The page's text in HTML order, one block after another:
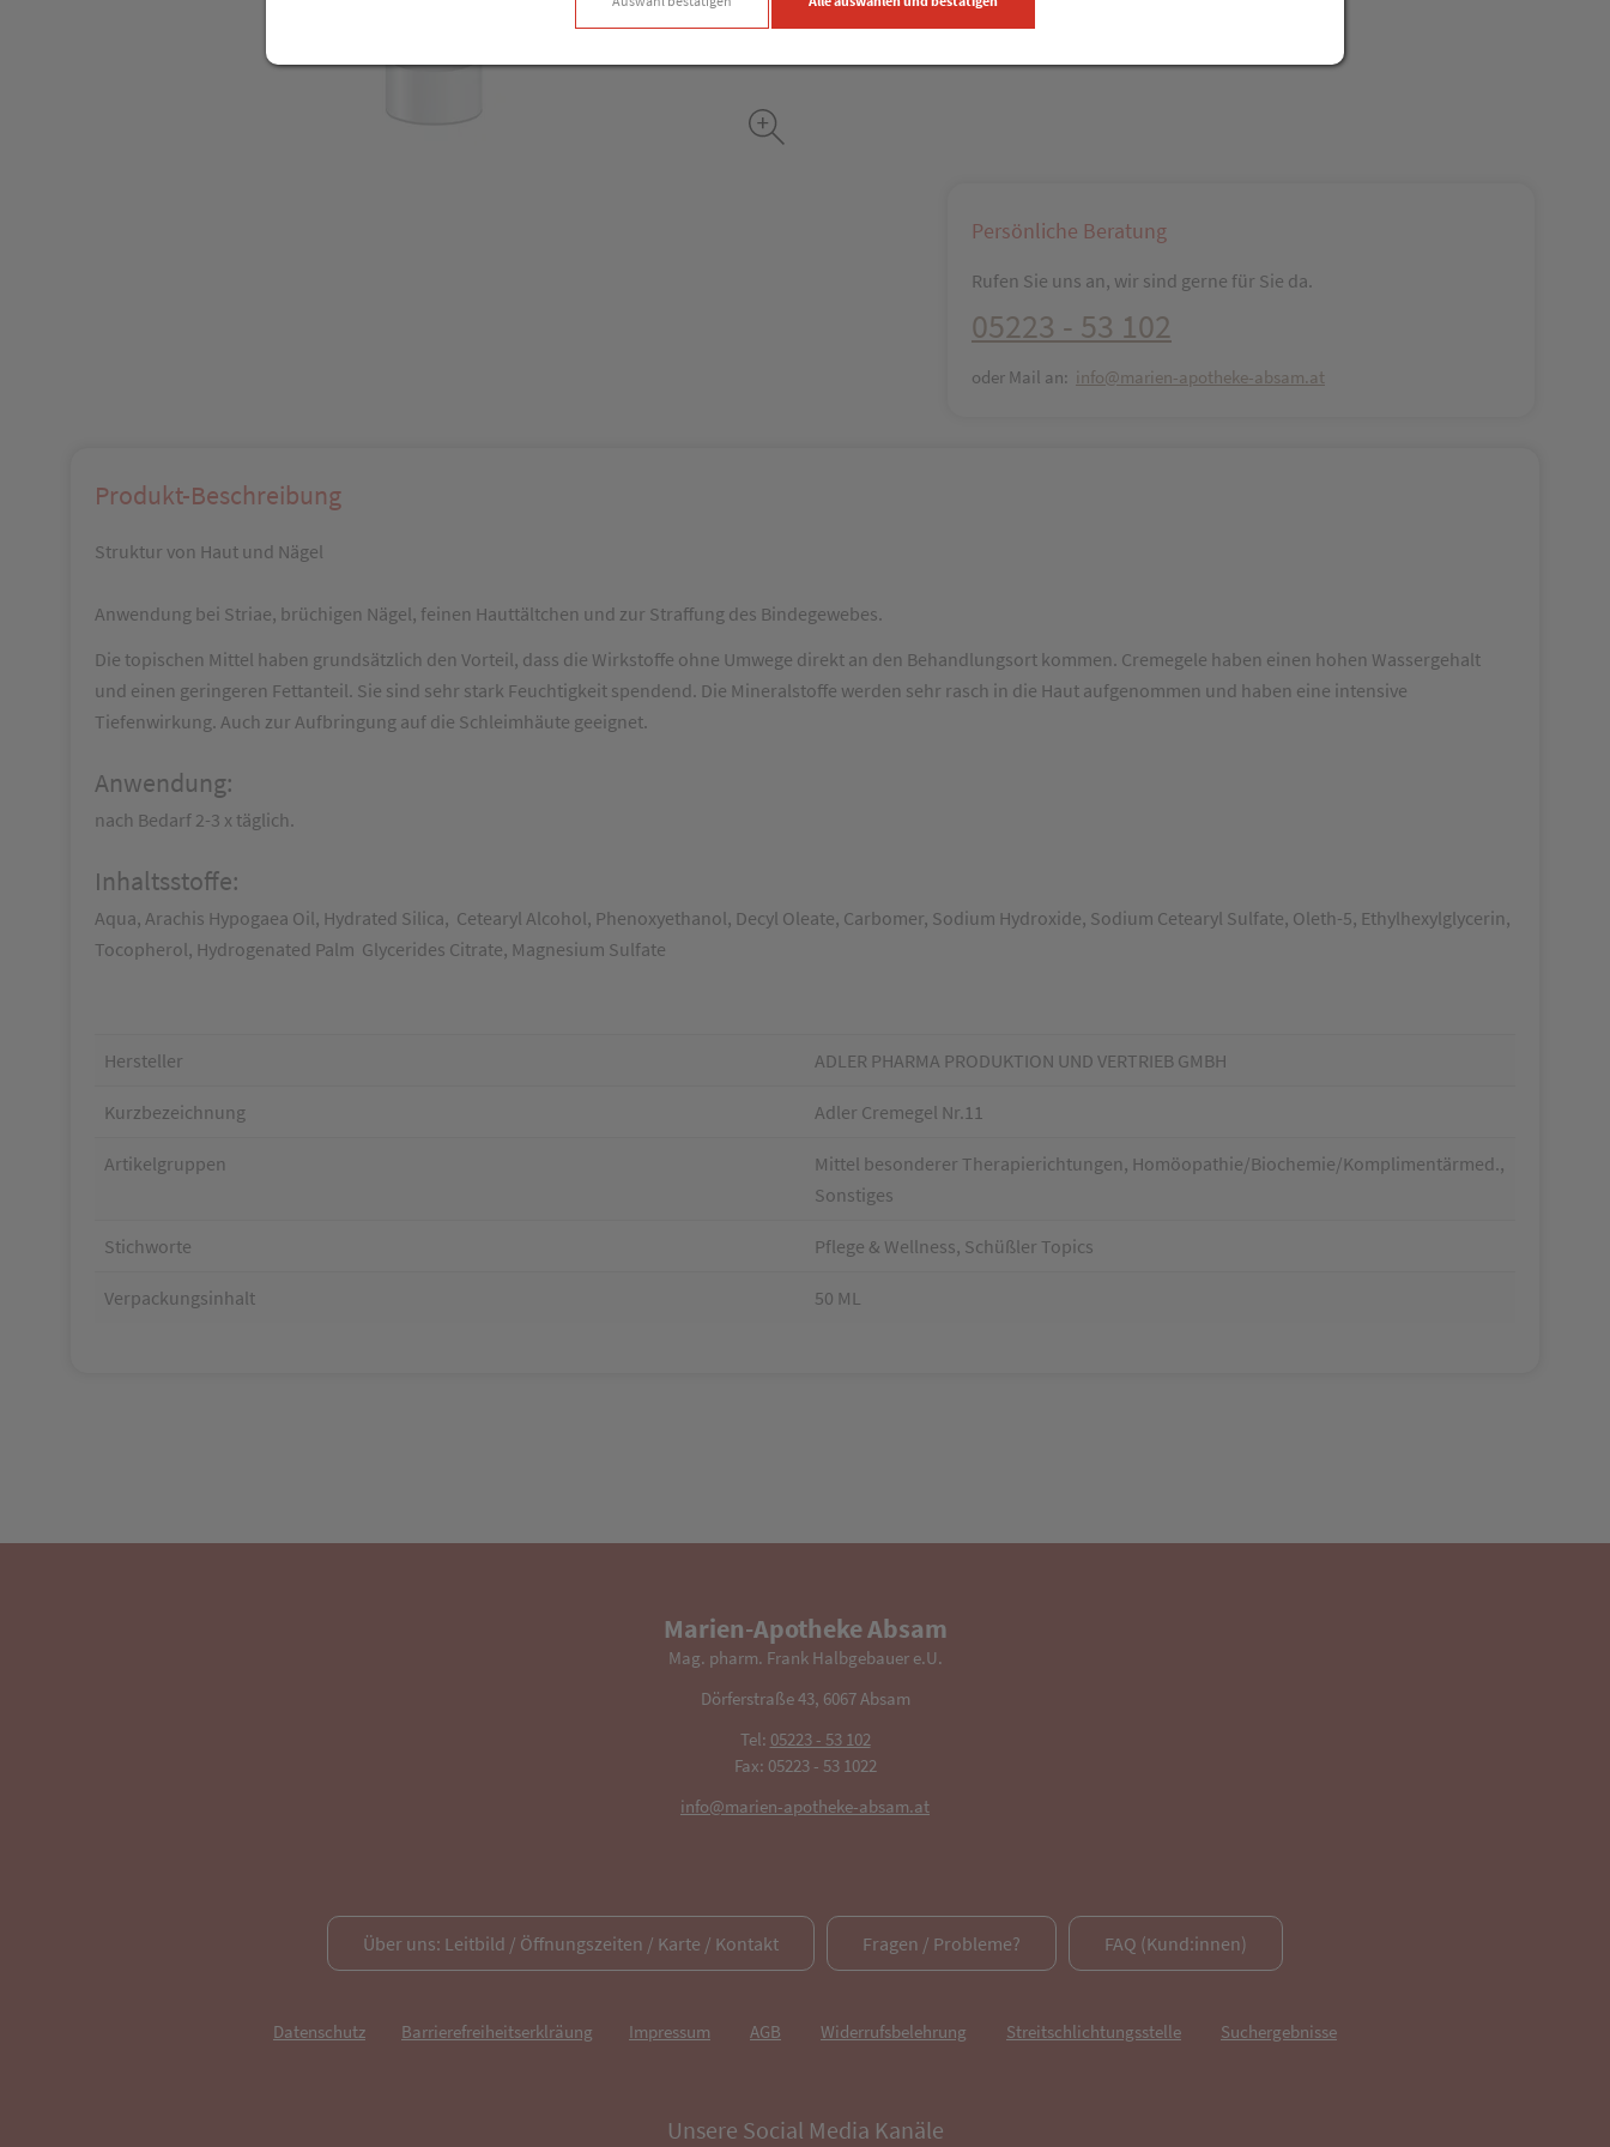
Persönliche Beratung
Rufen Sie uns an, wir sind gerne für Sie da.
05223 - 53 102
oder Mail an: info@marien-apotheke-absam.at
Produkt-Beschreibung
Struktur von Haut und Nägel
Anwendung bei Striae, brüchigen Nägel, feinen Hauttältchen und zur Straffung des Bindegewebes.
Die topischen Mittel haben grundsätzlich den Vorteil, dass die Wirkstoffe ohne Umwege direkt an den Behandlungsort kommen. Cremegele haben einen hohen Wassergehalt
und einen geringeren Fettanteil. Sie sind sehr stark Feuchtigkeit spendend. Die Mineralstoffe werden sehr rasch in die Haut aufgenommen und haben eine intensive
Tiefenwirkung. Auch zur Aufbringung auf die Schleimhäute geeignet.
Anwendung:
nach Bedarf 2-3 x täglich.
Inhaltsstoffe:
Aqua, Arachis Hypogaea Oil, Hydrated Silica, Cetearyl Alcohol, Phenoxyethanol, Decyl Oleate, Carbomer, Sodium Hydroxide, Sodium Cetearyl Sulfate, Oleth-5, Ethylhexylglycerin,
Tocopherol, Hydrogenated Palm Glycerides Citrate, Magnesium Sulfate
Hersteller ADLER PHARMA PRODUKTION UND VERTRIEB GMBH
Kurzbezeichnung Adler Cremegel Nr.11
Artikelgruppen
Mittel besonderer Therapierichtungen, Homöopathie/Biochemie/Komplimentärmed.,
Sonstiges
Stichworte Pflege & Wellness, Schüßler Topics
Verpackungsinhalt 50 ML
Marien-Apotheke Absam
Mag. pharm. Frank Halbgebauer e.U.
Dörferstraße 43, 6067 Absam
Tel: 05223 - 53 102
Fax: 05223 - 53 1022
info@marien-apotheke-absam.at
Über uns: Leitbild / Öffnungszeiten / Karte / Kontakt Fragen / Probleme? FAQ (Kund:innen)
Datenschutz Barrierefreiheitserklräung Impressum AGB Widerrufsbelehrung Streitschlichtungsstelle Suchergebnisse
Unsere Social Media Kanäle